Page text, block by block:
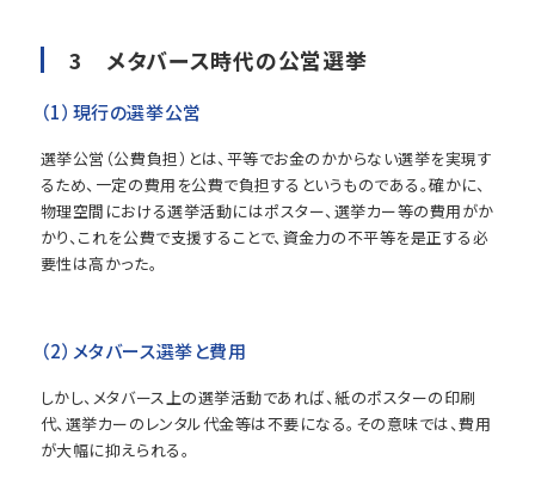
3 メタバース時代の公営選挙
（1）現行の選挙公営
選挙公営（公費負担）とは、平等でお金のかからない選挙を実現す
るため、一定の費用を公費で負担するというものである。確かに、
物理空間における選挙活動にはポスター、選挙カー等の費用がか
かり、これを公費で支援することで、資金力の不平等を是正する必
要性は高かった。
（2）メタバース選挙と費用
しかし、メタバース上の選挙活動であれば、紙のポスターの印刷
代、選挙カーのレンタル代金等は不要になる。その意味では、費用
が大幅に抑えられる。